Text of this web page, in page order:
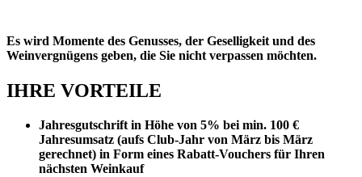
Es wird Momente des Genusses, der Geselligkeit und des
Weinvergnügens geben, die Sie nicht verpassen möchten.
IHRE VORTEILE
Jahresgutschrift in Höhe von 5% bei min. 100 €
Jahresumsatz (aufs Club-Jahr von März bis März
gerechnet) in Form eines Rabatt-Vouchers für Ihren
nächsten Weinkauf